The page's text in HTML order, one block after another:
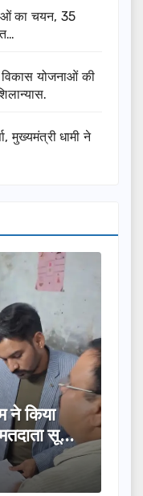
का चयन, 35
योजनाओं की
मुख्यमंत्री धामी ने
किया
सूची